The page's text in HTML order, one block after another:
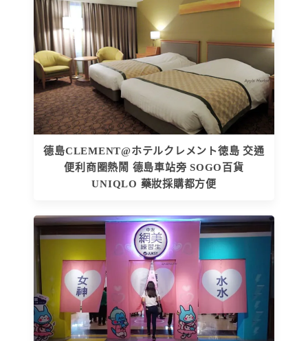
德島CLEMENT@ホテルクレメント徳島 交通
便利商圈熱鬧 德島車站旁 SOGO百貨
UNIQLO 藥妝採購都方便